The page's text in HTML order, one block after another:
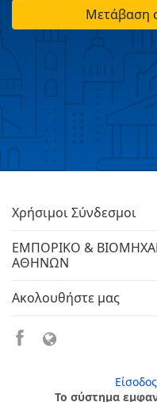
Μετάβαση
Χρήσιμοι Σύνδεσμοι
ΕΜΠΟΡΙΚΟ &
ΑΘΗΝΩΝ
Ακολουθήστε μας
Το σύστημα